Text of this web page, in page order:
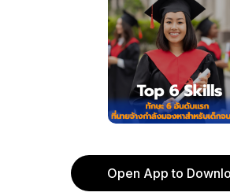
Open App to